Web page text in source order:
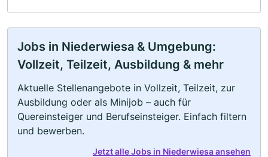
Jobs in Niederwiesa & Umgebung:
Vollzeit, Teilzeit, Ausbildung & mehr
Aktuelle Stellenangebote in Vollzeit, Teilzeit, zur
Ausbildung oder als Minijob – auch für
Quereinsteiger und Berufseinsteiger. Einfach filtern
und bewerben.
Jetzt alle Jobs in Niederwiesa ansehen